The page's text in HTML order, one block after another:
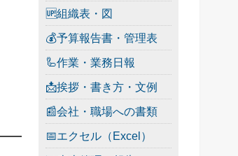
🆙組織表・図
💰予算報告書・管理表
🦾作業・業務日報
📩挨拶・書き方・文例
📰会社・職場への書類
📅エクセル（Excel）